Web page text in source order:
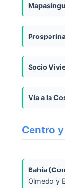
Socio
Vía a la
Centro
Bahía
Olmedo y